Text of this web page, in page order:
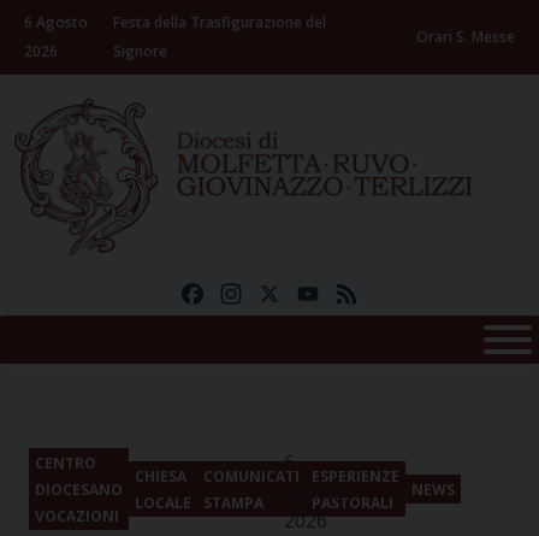
Skip
content
6 Agosto
2026
Festa della Trasfigurazione del
Signore
Orari S. Messe
FacebookInstagramYouTube
CENTRO
DIOCESANO
VOCAZIONI
CHIESA
LOCALE
COMUNICATI
STAMPA
ESPERIENZE
PASTORALI
NEWS
6
Agosto
2026